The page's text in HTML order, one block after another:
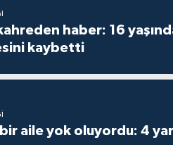
haber: 16
kaybetti
aile yok oluyordu: 4